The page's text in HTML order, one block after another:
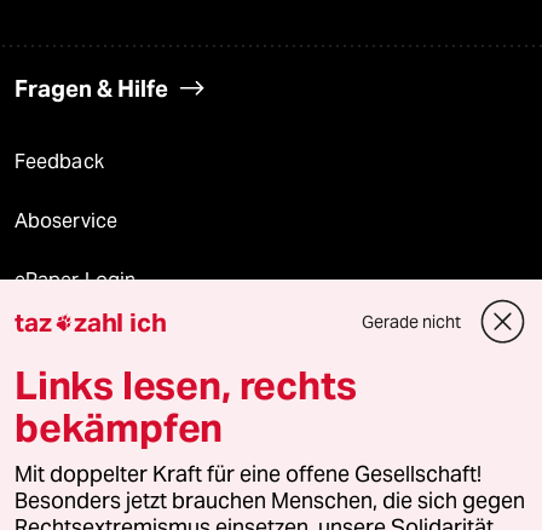
Fragen & Hilfe
Feedback
Aboservice
ePaper Login
Downloads für Abonnierende
© 2026 taz Verlags und Vertriebs GmbH
Alle Rechte vorbehalten. Bei rechtlichen Fragen oder für Genehmigungen
wenden Sie sich bitte an
lizenzen@taz.de
taz zahl ich Gerade nicht
Links lesen, rechts
bekämpfen
Mit doppelter Kraft für eine offene Gesellschaft!
Besonders jetzt brauchen Menschen, die sich gegen